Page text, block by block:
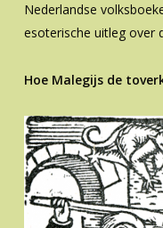
Nederlandse
esoterische uitleg over
Hoe Malegijs de